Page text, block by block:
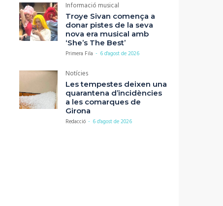
Informació musical
Troye Sivan comença a
donar pistes de la seva
nova era musical amb
‘She’s The Best’
Primera Fila - 6 d'agost de 2026
Notícies
Les tempestes deixen una
quarantena d’incidències
a les comarques de
Girona
Redacció - 6 d'agost de 2026